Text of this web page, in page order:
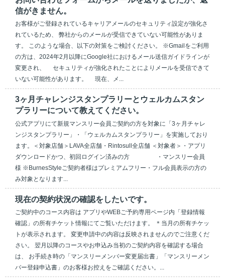
信がきません。
お客様がご登録されているキャリアメールのセキュリティ設定が強化さ
れているため、 弊社からのメールが受信できていない可能性がありま
す。 このような場合、以下の対策をご検討ください。 ※Gmailをご利用
の方は、2024年2月以降にGoogle社におけるメール送信ガイドラインが
変更され、 セキュリティが強化されたことによりメールを受信できて
いない可能性があります。 現在、メ...
3ヶ月チャレンジスタンプラリーとウェルカムスタン
プラリーについて教えてください。
公式アプリにて新規マンスリー会員ご契約の方を対象に「3ヶ月チャレ
ンジスタンプラリー」・「ウェルカムスタンプラリー」を実施しており
ます。​​ ＜対象店舗＞LAVA全店舗・Rintosull全店舗 ＜対象者＞・アプリ
ダウンロードかつ、初回ログイン済みの方 ・マンスリー会員
様 ※BurnesStyleご契約者様はプレミアムフリー・フル会員表示の方の
み対象となります...
現在の契約状況の確認をしたいです。
ご契約中のコース内容は アプリやWEBご予約専用ページ内「登録情報
確認」の所有チケット情報にてご覧いただけます。 ＊当月の所有チケッ
トが表示されます。 変更申請中の内容は反映されませんのでご注意くだ
さい。 翌月以降のコースやお申込み当初のご契約内容を確認する場合
は、 お手続き時の「マンスリーメンバー変更届出書」「マンスリーメン
バー登録申込書」のお客様お控えをご確認ください。...